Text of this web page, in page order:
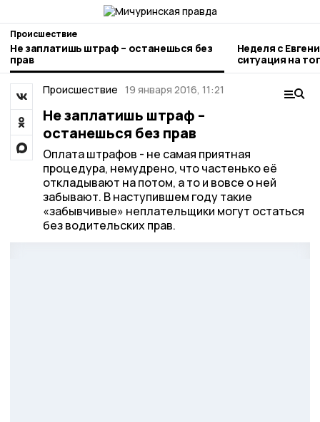
Происшествие
Не заплатишь штраф – останешься без
прав
Неделя с
ситуация на
городе и
Происшествие 19 января 2016, 11:21
Не заплатишь штраф –
останешься без прав
Оплата штрафов - не самая приятная
процедура, немудрено, что частенько её
откладывают на потом, а то и вовсе о ней
забывают. В наступившем году такие
«забывчивые» неплательщики могут остаться
без водительских прав.